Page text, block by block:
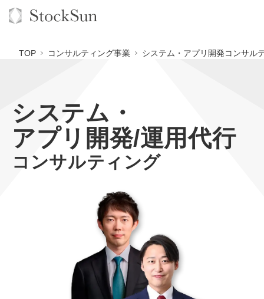
オーダーメイド支援
TOP
コンサルタント一覧
BPO支援
定額制Webマーケティング代行『マキトルくん』
定額制採用代行・RPO『トルトルくん』
営業改善特化の動画制作『動画でカリトルくん』
定額LINE運用代行『LINEマキトルくん』
オリジナルサービス
拡散付1日密着動画制作『まるごと社長』
1本無料で記事を制作『SEOトライアル』
定額制LP制作・改善『最強LP』
採用YouTubeチャンネル構築『トリトル』
オンラインサロン
TOP コンサルティング事業 システム・アプリ開発コンサル
システム・
アプリ開発/運用代行
コンサルティング